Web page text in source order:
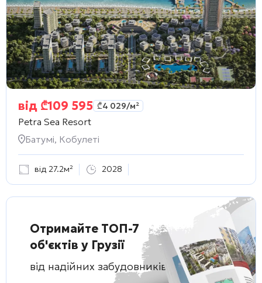
від ₾109 595 ₾4 029/м²
Petra Sea Resort
Батумі, Кобулеті
від 27.2м² 2028
Отримайте ТОП-7
об'єктів у Грузії
від надійних забудовників